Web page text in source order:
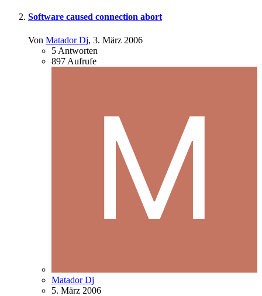
Software caused connection abort
Von Matador Dj, 3. März 2006
5 Antworten
897 Aufrufe
Matador Dj
5. März 2006